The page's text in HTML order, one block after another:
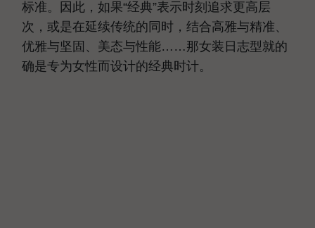
标准。因此，如果“经典”表示时刻追求更高层
次，或是在延续传统的同时，结合高雅与精准、
优雅与坚固、美态与性能……那女装日志型就的
确是专为女性而设计的经典时计。